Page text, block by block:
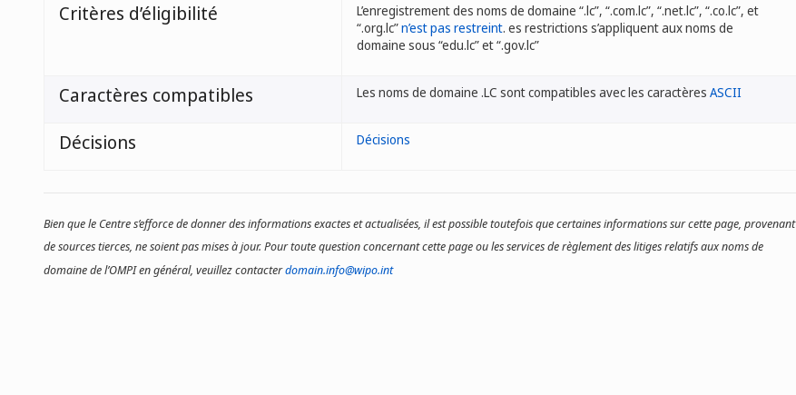
Critères d’éligibilité
L’enregistrement des noms de domaine “.lc”, “.com.lc”, “.net.lc”, “.co.lc”, et
“.org.lc”n’est pas restreint. es restrictions s’appliquent aux noms de
domaine sous “edu.lc” et “.gov.lc”
Caractères compatibles Les noms de domaine .LC sont compatibles avec les caractères ASCII
Décisions Décisions
Bien que le Centre s’efforce de donner des informations exactes et actualisées, il est possible toutefois que certaines informations sur cette page, provenant
de sources tierces, ne soient pas mises à jour. Pour toute question concernant cette page ou les services de règlement des litiges relatifs aux noms de
domaine de l’OMPI en général, veuillez contacterdomain.info@wipo.int